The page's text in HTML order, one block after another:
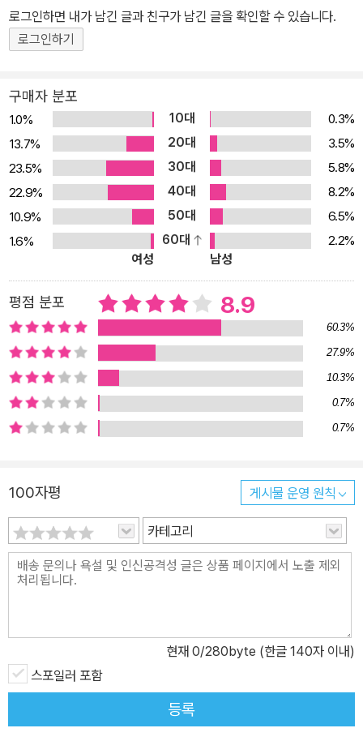
차를 담은 물병을 챙긴다. (…) 도서관에 가면 일단 서가에서 책을 고
르고 자리에 앉아 하루 종일 그 책만 읽는 게 그녀의 방식이었다. (…)
을 닫는 여섯시까지 책을 읽는다. 책을 다 못 읽으면 대출해 가지고 와
서 저녁을 만들어 먹고 잠들기 전까지 마저 읽는다.(83~84면) ‘이
모’가 처음부터 이렇듯 고독하고도 자유로운 삶을 누렸던 것은 아니
었다. “그날은 시작부터 이상한 날이었다”(90면)는 말을 기점으로
이모는 인생을 바꿔놓은 겨울밤의 한 장면에 대해 말한다. ‘이모’가 풀
어놓는 이야기는 눈앞에 드리워진 장막을 슬쩍 들추고 그 안을 들여
다보는 듯한, 단편소설만이 보여줄 수 있는 어떤 찰나의 진실을 예민
한 관찰자의 언어로 생생하게 보여준다. 관찰자적 면모는 세사람의
하룻밤 이별여행에 친구 ‘훈’이 가세하며 시작되는 이 소설은 그들이
맞닥뜨리는 에피소드와 일견 무의미해 보이는 세사람의 언쟁을 고스
란히 중계한다. 맛있는 밥을 먹는 것만이 지상목표라는 듯 먼 길을 돌
고 돌며 끝을 유예하는 듯한 그들 여행을 초점화자 ‘훈’을 통해 들여다
보게 되는데 그 시선을 따라가다보면 이 소설이 보여주는 진실의 얼
굴을 슬쩍 맞닥뜨릴 수 있다. 권여선은 또한 신경증자를 그려내는 데
도 탁월한 솜씨를 발휘한다. 「역광」에는 식사 후 커피잔에 소주를 부
신예소설가 ‘그녀’가 등장한다. 이야기를 끌고 오던 인물과 사건이 모
두 애초 없었던 일이라는 듯 소설은 끝을 맺는데, 이 작품에 등장하는
주요인물의 이름(‘위현僞現’)처럼 ‘모든 것이 거짓으로 나타났을
뿐’이라는 듯 이 소설의 결말은 ‘그녀’의 불안정한 내면을 보여준다.
이 책에는 술 마시는 장면이 자주 등장한다. 이유는 제각각이지만 그
들은 습관적으로 혹은 무언가를 견디기 위해 술을 마신다. 아이를 빼
한 채 김수영의 시를 큰 소리로 외는 장면은 그중 단연 압권이다. 바닥
을 맞닥뜨린 자의 절망을 고통스럽게 보여주며 취기 어린 인물의 행
동을 복기해내는 권여선의 언어는 곧 허물어질 것 같은 ‘주정뱅이’의
아슬아슬한 내면을 서늘하게 포착한다. 권여선 소설만이 보여줄 수
있는 비극적 기품 「카메라」에는 우연이라고밖에는 말할 수 없는 비극
로그인하면 내가 남긴 글과 친구가 남긴 글을 확인할 수 있습니다.
로그인하기
구매자 분포
1.0% 10대
0.3%
13.7%
20대
3.5%
23.5%
30대
5.8%
22.9%
40대
8.2%
10.9%
50대
6.5%
1.6%
60대
2.2%
여성
남성
평점 분포 8.9
60.3%
27.9%
10.3%
0.7%
0.7%
100자평 게시물 운영 원칙
카테고리
현재 0/280byte (한글 140자 이내)
스포일러 포함
등록